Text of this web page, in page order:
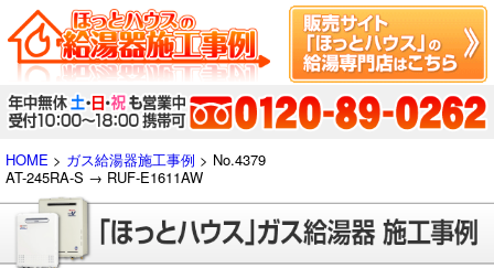
HOME > ガス給湯器施工事例 > No.4379
AT-245RA-S → RUF-E1611AW